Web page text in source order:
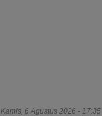
Kamis, 6 Agustus 2026 - 17:35